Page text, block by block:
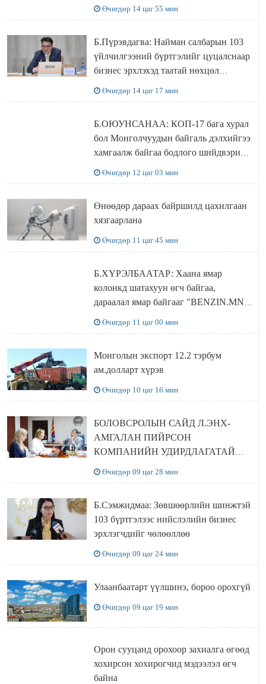
Өчигдөр 14 цаг 55 мин
Б.Пүрэвдагва: Найман салбарын 103
үйлчилгээний бүртгэлийг цуцалснаар
бизнес эрхлэхэд таатай нөхцөл
Өчигдөр 14 цаг 17 мин
Б.ОЮУНСАНАА: КОП-17 бага хурал
бол Монголчуудын байгаль дэлхийгээ
хамгаалж байгаа бодлого шийдвэрийг
Өчигдөр 12 цаг 03 мин
Өнөөдөр дараах байршилд цахилгаан
хязгаарлана
Өчигдөр 11 цаг 45 мин
Б.ХҮРЭЛБААТАР: Хаана ямар
колонкд шатахуун өгч байгаа,
дараалал ямар байгааг "BENZIN.MN”
Өчигдөр 11 цаг 00 мин
Монголын экспорт 12.2 тэрбум
ам.долларт хүрэв
Өчигдөр 10 цаг 16 мин
БОЛОВСРОЛЫН САЙД Л.ЭНХ-
АМГАЛАН ПИЙРСОН
КОМПАНИЙН УДИРДЛАГАТАЙ
Өчигдөр 09 цаг 28 мин
Б.Сэмжидмаа: Зөвшөөрлийн шинжтэй
103 бүртгэлээс нийслэлийн бизнес
эрхлэгчдийг чөлөөллөө
Өчигдөр 09 цаг 24 мин
Улаанбаатарт үүлшинэ, бороо орохгүй
Өчигдөр 09 цаг 19 мин
Орон сууцанд орохоор захиалга өгөөд
хохирсон хохирогчид мэдээлэл өгч
байна